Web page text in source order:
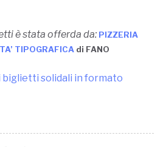
è stata offerda da: PIZZERIA
TIPOGRAFICA di FANO
biglietti solidali in formato